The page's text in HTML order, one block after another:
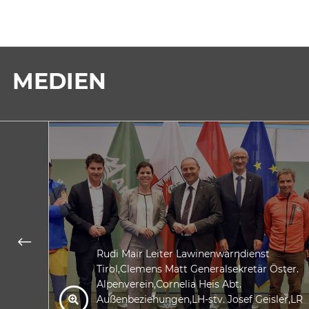
MEDIEN
Rudi Mair Leiter Lawinenwarndienst
Tirol,Clemens Matt Generalsekretär Öster.
Alpenverein,Cornelia Heis Abt.
Außenbeziehungen,LH-stv. Josef Geisler,LR